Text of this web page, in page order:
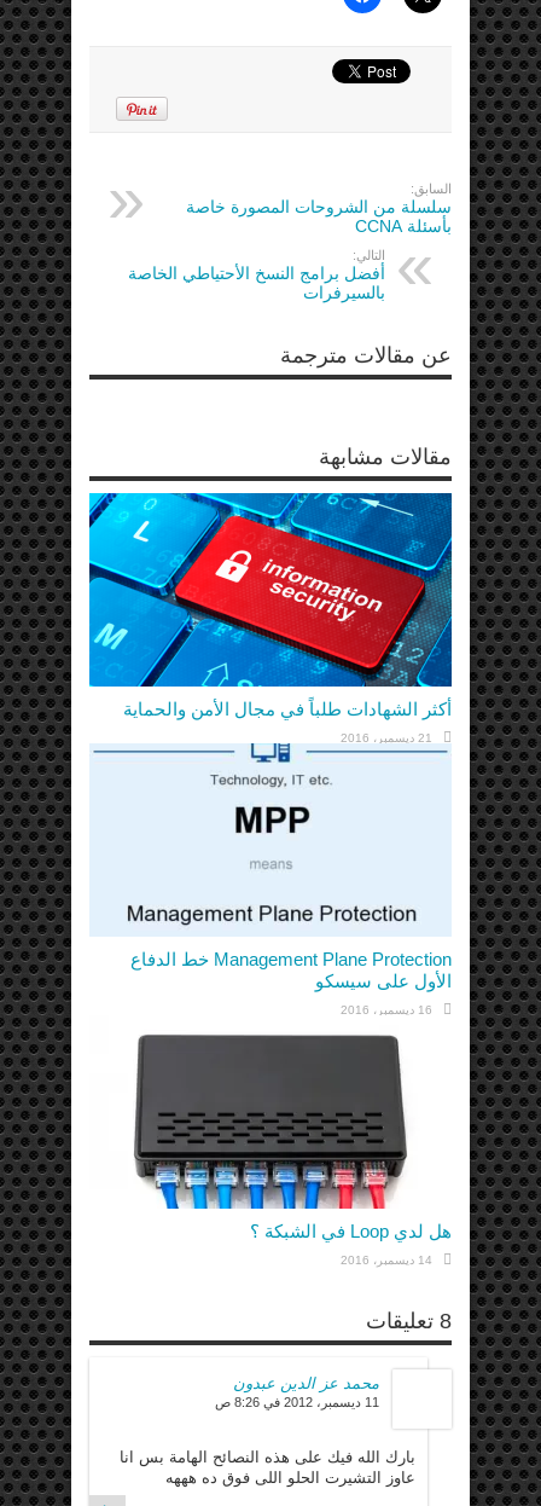
السابق:
سلسلة من الشروحات المصورة خاصة
بأسئلة CCNA
التالي:
أفضل برامج النسخ الأحتياطي الخاصة
بالسيرفرات
عن مقالات مترجمة
مقالات مشابهة
أكثر الشهادات طلباً في مجال الأمن والحماية
21 ديسمبر، 2016
Management Plane Protection خط الدفاع
الأول على سيسكو
16 ديسمبر، 2016
هل لدي Loop في الشبكة ؟
14 ديسمبر، 2016
8 تعليقات
محمد عز الدين عبدون
11 ديسمبر، 2012 في 8:26 ص
بارك الله فيك على هذه النصائح الهامة بس انا
عاوز التشيرت الحلو اللى فوق ده هههه